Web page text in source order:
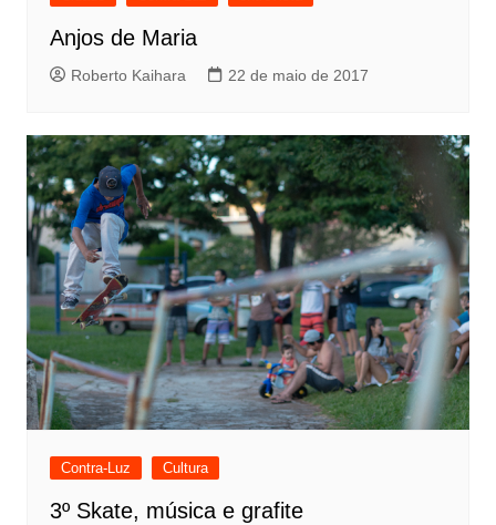
Anjos de Maria
Roberto Kaihara 22 de maio de 2017
Contra-Luz Cultura
3º Skate, música e grafite